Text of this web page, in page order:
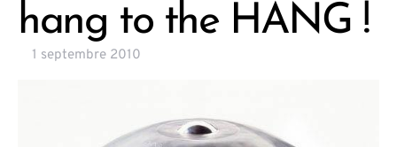
hang to the HANG !
1 septembre 2010